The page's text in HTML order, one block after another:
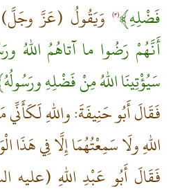
فَضْلِهِ﴾(٣) وَيَقُولُ (عَزَّ
أَنَّهُمْ رَضُوا ما آتاهُمُ اللهُ
سَيُؤْتِينَا اللهُ مِنْ فَضْلِهِ
فَقَالَ أَبُو حَنِيفَةَ: واللهِ
اللهِ ولَا سَمِعْتُهُمَا إِلَّا فِي هَذَا
فَقَالَ أَبُو عَبْدِ اللهِ (عليه